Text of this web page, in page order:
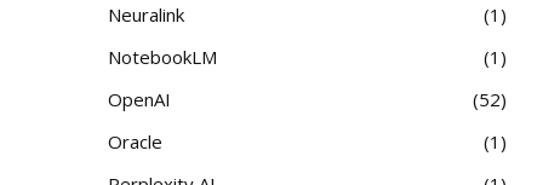
Neuralink
1
NotebookLM
1
OpenAI
52
Oracle
1